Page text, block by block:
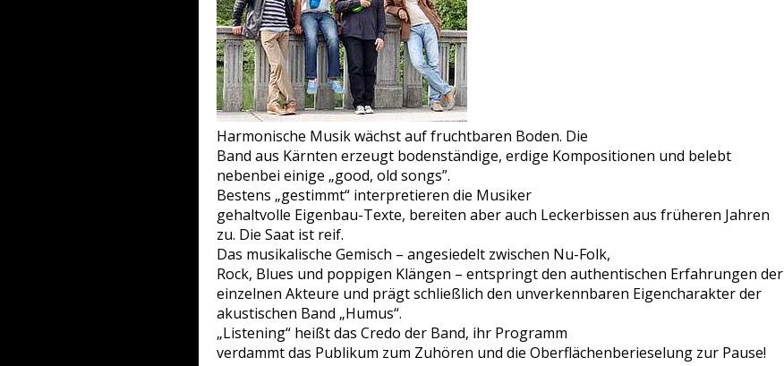
Harmonische Musik wächst auf fruchtbaren Boden. Die
Band aus Kärnten erzeugt bodenständige, erdige Kompositionen und belebt
nebenbei einige „good, old songs”.
Bestens „gestimmt“ interpretieren die Musiker
gehaltvolle Eigenbau-Texte, bereiten aber auch Leckerbissen aus früheren Jahren
zu. Die Saat ist reif.
Das musikalische Gemisch – angesiedelt zwischen Nu-Folk,
Rock, Blues und poppigen Klängen – entspringt den authentischen Erfahrungen der
einzelnen Akteure und prägt schließlich den unverkennbaren Eigencharakter der
akustischen Band „Humus“.
„Listening“ heißt das Credo der Band, ihr Programm
verdammt das Publikum zum Zuhören und die Oberflächenberieselung zur Pause!